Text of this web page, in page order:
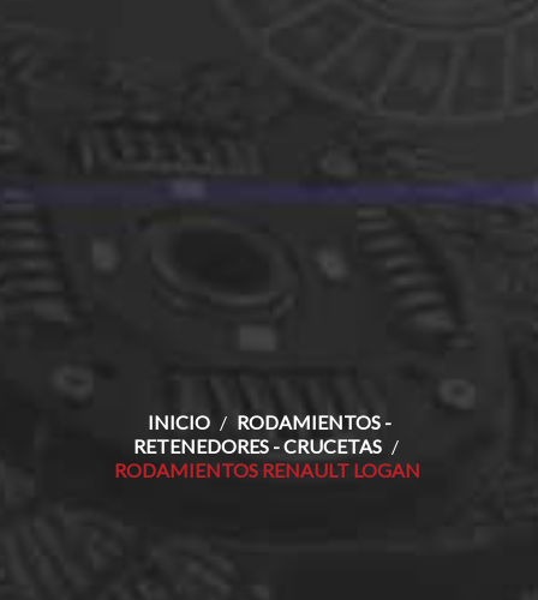
INICIO
RODAMIENTOS -
RETENEDORES - CRUCETAS
RODAMIENTOS RENAULT LOGAN